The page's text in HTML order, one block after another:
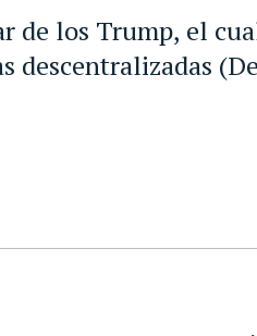
de los Trump, el
descentralizadas